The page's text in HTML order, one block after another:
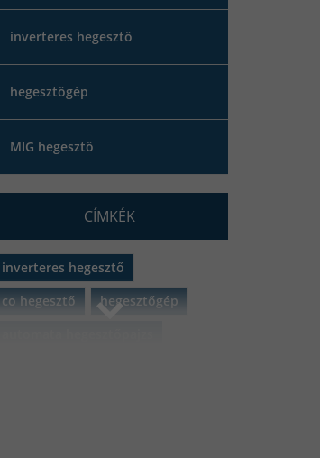
inverteres hegesztő
hegesztőgép
MIG hegesztő
CÍMKÉK
inverteres hegesztő
co hegesztő
hegesztőgép